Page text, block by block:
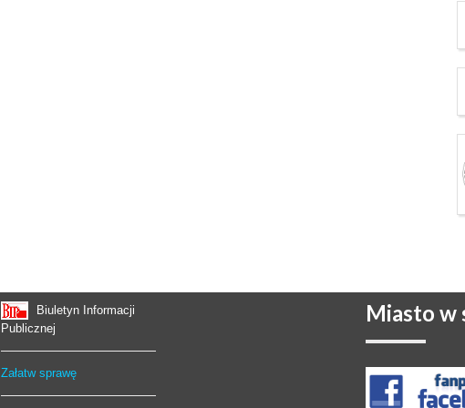
Biuletyn Informacji
Publicznej
Załatw sprawę
Miasto w